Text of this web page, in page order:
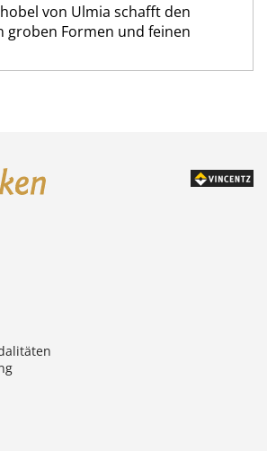
von Ulmia schafft den
groben Formen und feinen